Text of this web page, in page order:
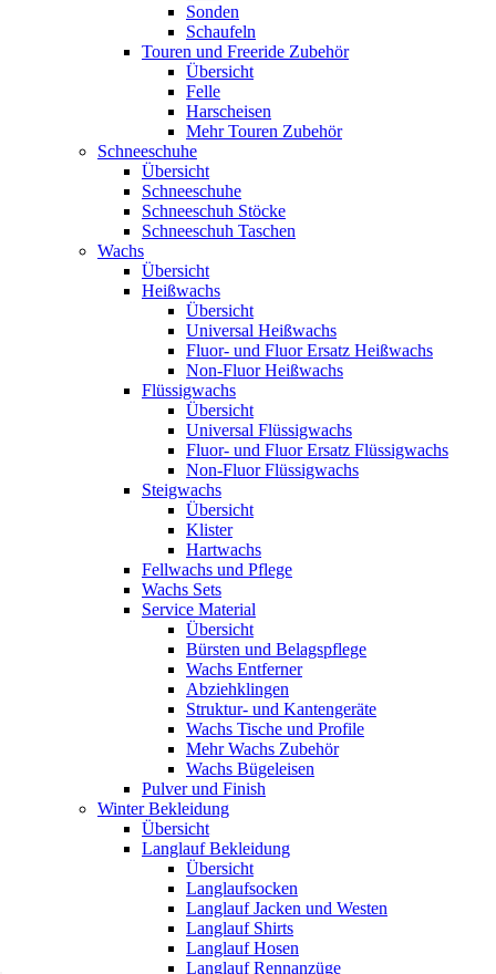
Sonden
Schaufeln
Touren und Freeride Zubehör
Übersicht
Felle
Harscheisen
Mehr Touren Zubehör
Schneeschuhe
Übersicht
Schneeschuhe
Schneeschuh Stöcke
Schneeschuh Taschen
Wachs
Übersicht
Heißwachs
Übersicht
Universal Heißwachs
Fluor- und Fluor Ersatz Heißwachs
Non-Fluor Heißwachs
Flüssigwachs
Übersicht
Universal Flüssigwachs
Fluor- und Fluor Ersatz Flüssigwachs
Non-Fluor Flüssigwachs
Steigwachs
Übersicht
Klister
Hartwachs
Fellwachs und Pflege
Wachs Sets
Service Material
Übersicht
Bürsten und Belagspflege
Wachs Entferner
Abziehklingen
Struktur- und Kantengeräte
Wachs Tische und Profile
Mehr Wachs Zubehör
Wachs Bügeleisen
Pulver und Finish
Winter Bekleidung
Übersicht
Langlauf Bekleidung
Übersicht
Langlaufsocken
Langlauf Jacken und Westen
Langlauf Shirts
Langlauf Hosen
Langlauf Rennanzüge